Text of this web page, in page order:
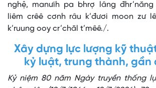
nghệ, manưih pa bhrợ lâng
liêm crêê cơnh râu k’đươi moon zư
k’ruung ooy cr’chăl t’mêê./.
Xây dựng lực lượng kỹ
kỷ luật, trung thành, gần
Kỷ niệm 80 năm Ngày truyền thống